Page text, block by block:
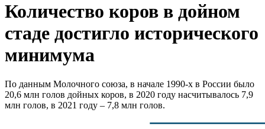
Количество коров в дойном
стаде достигло исторического
минимума
По данным Молочного союза, в начале 1990-х в России было
20,6 млн голов дойных коров, в 2020 году насчитывалось 7,9
млн голов, в 2021 году – 7,8 млн голов.